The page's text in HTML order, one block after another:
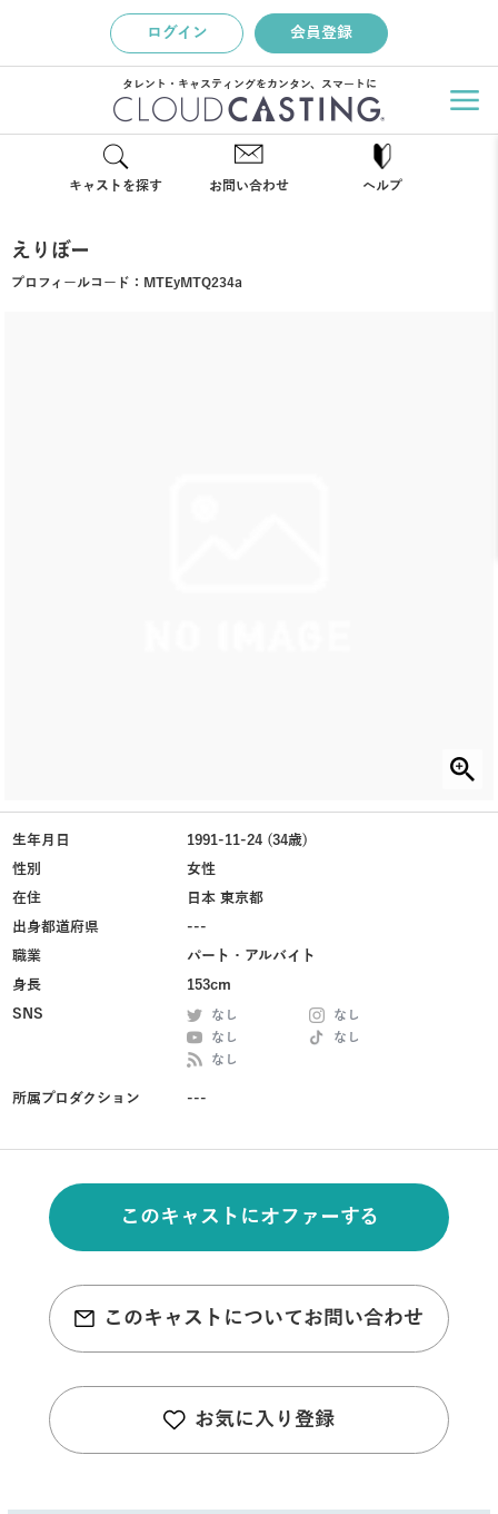
ログイン 会員登録
タレント・キャスティングをカンタン、スマートに
キャストを探す お問い合わせ ヘルプ
えりぼー
プロフィールコード： MTEyMTQ234a
生年月日
1991-11-24 (34歳)
性別
女性
在住
日本 東京都
出身都道府県
---
職業
パート・アルバイト
身長
153cm
SNS
なし
なし
なし
なし
なし
所属プロダクション ---
このキャストにオファーする
このキャストについてお問い合わせ
お気に入り登録